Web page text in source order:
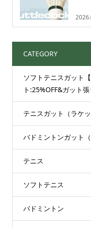
CATEGORY
ソフトテニスガット
ト:25%OFF&ガット
テニスガット（ラケ
バドミントンガット
テニス
ソフトテニス
バドミントン